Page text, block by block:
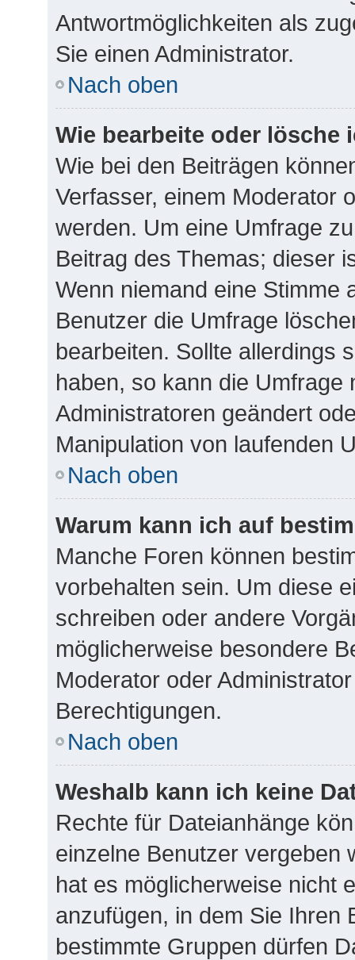
Antwortmöglichkeiten als
Sie einen Administrator.
Nach oben
Wie bearbeite oder lösche
Wie bei den Beiträgen
Verfasser, einem Moderator
werden. Um eine Umfrage
Beitrag des Themas; dieser
Wenn niemand eine Stimme
Benutzer die Umfrage
bearbeiten. Sollte allerdings
haben, so kann die
Administratoren geändert
Manipulation von laufenden
Nach oben
Warum kann ich auf
Manche Foren können
vorbehalten sein. Um diese
schreiben oder andere
möglicherweise besondere
Moderator oder
Berechtigungen.
Nach oben
Weshalb kann ich keine
Rechte für Dateianhänge
einzelne Benutzer vergeben
hat es möglicherweise nicht
anzufügen, in dem Sie Ihren
bestimmte Gruppen dürfen